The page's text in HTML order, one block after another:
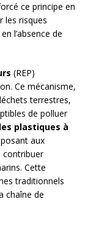
ce principe en
les risques
l’absence de
(REP)
Ce mécanisme,
terrestres,
de polluer
plastiques à
aux
contribuer
Cette
traditionnels
chaîne de